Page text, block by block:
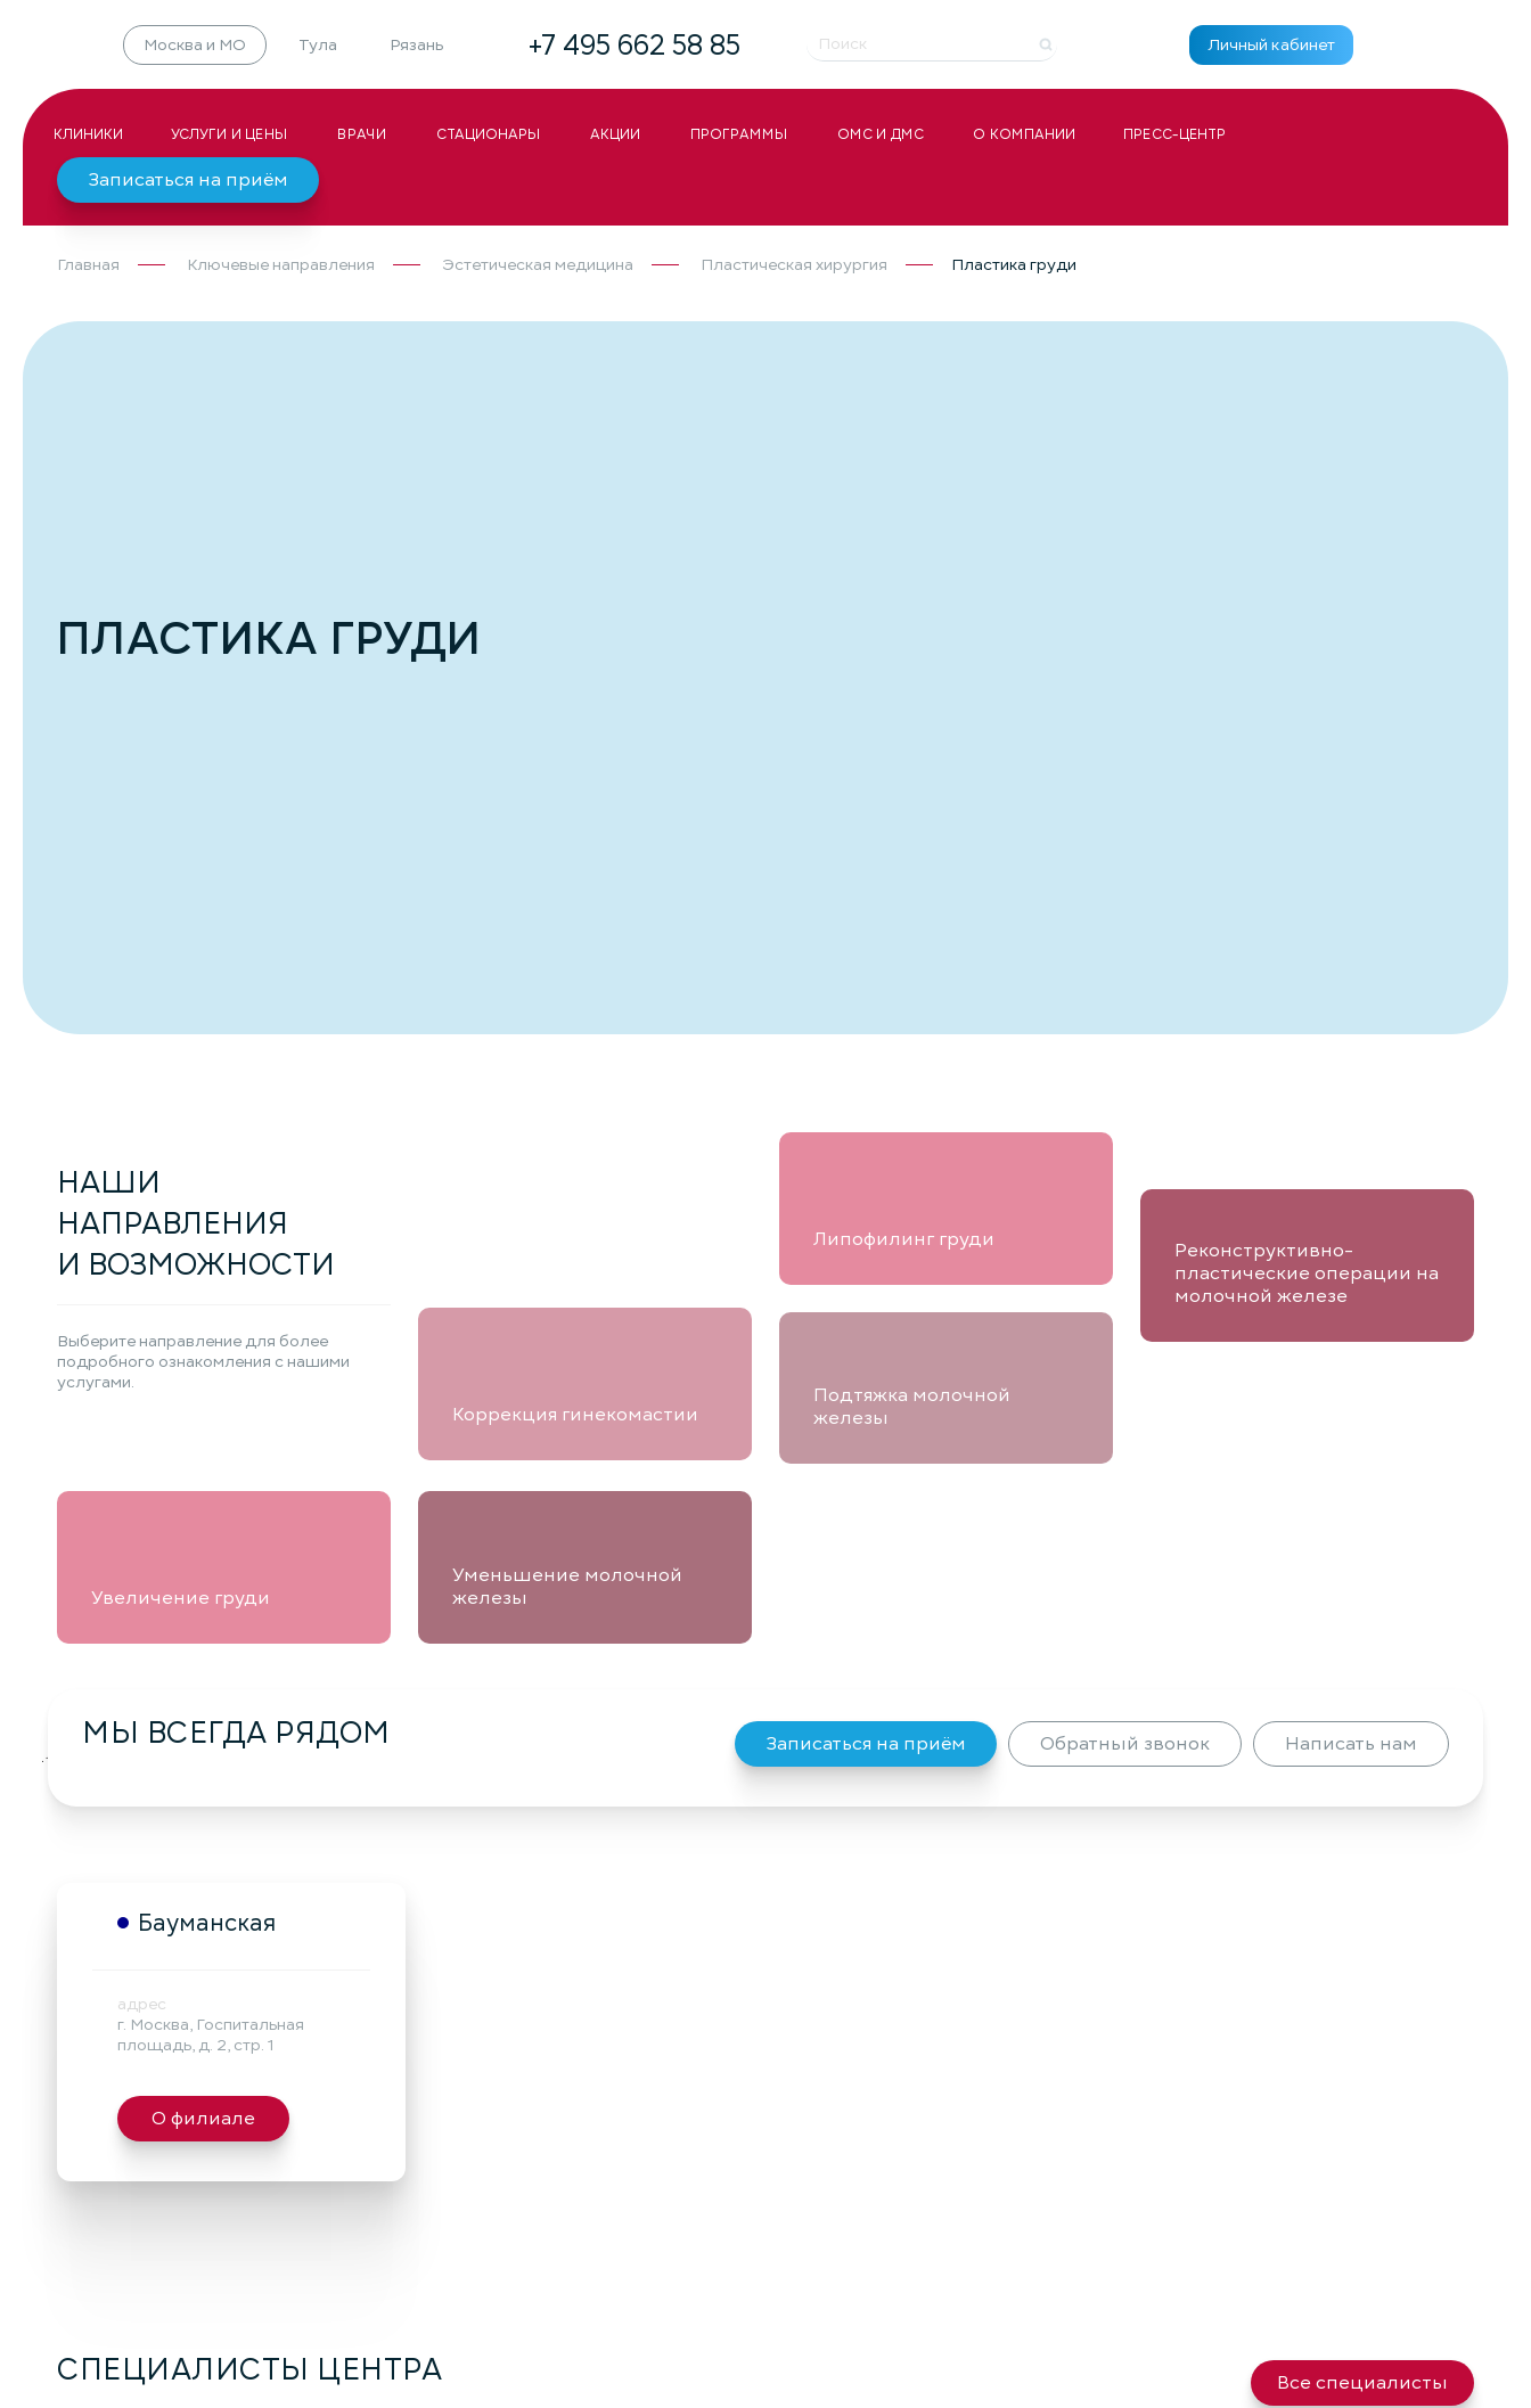
Москва и МО Тула Рязань +7 495 662 58 85 Личный кабинет
КЛИНИКИ УСЛУГИ И ЦЕНЫ ВРАЧИ СТАЦИОНАРЫ АКЦИИ ПРОГРАММЫ ОМС И ДМС О КОМПАНИИ ПРЕСС-ЦЕНТР
Записаться на приём
Главная Ключевые направления Эстетическая медицина Пластическая хирургия Пластика груди
ПЛАСТИКА ГРУДИ
НАШИ
НАПРАВЛЕНИЯ
И ВОЗМОЖНОСТИ
Выберите направление для более
подробного ознакомления с нашими
услугами.
Коррекция гинекомастии
Липофилинг груди
Подтяжка молочной
железы
Реконструктивно-
пластические операции на
молочной железе
Увеличение груди
Уменьшение молочной
железы
МЫ ВСЕГДА РЯДОМ Записаться на приём Обратный звонок Написать нам
загрузка карты...
Бауманская
адрес
г. Москва, Госпитальная
площадь, д. 2, стр. 1
О филиале
СПЕЦИАЛИСТЫ ЦЕНТРА Все специалисты